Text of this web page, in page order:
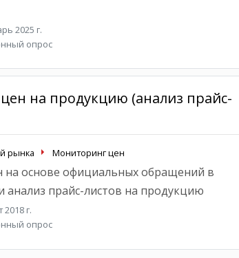
2025 г.
опрос
на продукцию (анализ прайс-
рынка Мониторинг цен
на основе официальных обращений в
анализ прайс-листов на продукцию
2018 г.
опрос